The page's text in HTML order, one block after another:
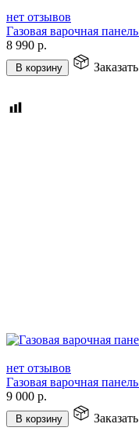
нет отзывов
Газовая варочная
8 990 р.
В корзину Заказать
нет отзывов
Газовая варочная
9 000 р.
В корзину Заказать